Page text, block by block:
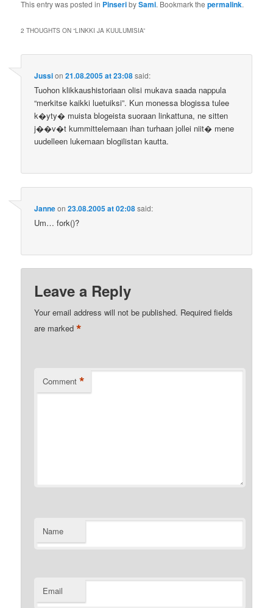
This entry was posted in PinseribySami. Bookmark thepermalink.
2 THOUGHTS ON “LINKKI JA KUULUMISIA”
Jussion21.08.2005 at 23:08said:
Tuohon klikkaushistoriaan olisi mukava saada nappula
“merkitse kaikki luetuiksi”. Kun monessa blogissa tulee
k�yty� muista blogeista suoraan linkattuna, ne sitten
j��v�t kummittelemaan ihan turhaan jollei niit� mene
uudelleen lukemaan blogilistan kautta.
Janneon23.08.2005 at 02:08said:
Um… fork()?
Leave a Reply
Your email address will not be published. Required fields
are marked*
Comment *
Name
Email